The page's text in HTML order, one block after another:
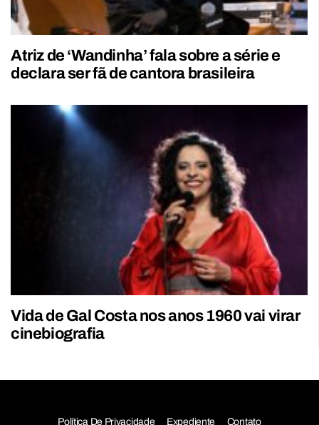
Atriz de ‘Wandinha’ fala sobre a série e
declara ser fã de cantora brasileira
Vida de Gal Costa nos anos 1960 vai virar
cinebiografia
Política De Privacidade Expediente Contato